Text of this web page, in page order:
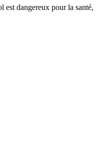
dangereux pour la santé,